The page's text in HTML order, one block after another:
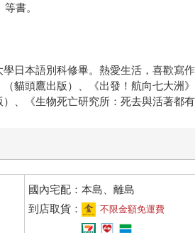
書。
學日本語別科修畢。熱愛生活，喜歡寫
（貓頭鷹出版）、《出發！航向七大洲
）、《生物死亡研究所：死去與活著都
國內宅配：本島、離島
到店取貨：
不限金額免運費